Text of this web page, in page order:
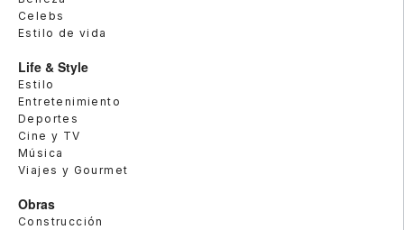
Celebs
Estilo de vida
Life & Style
Estilo
Entretenimiento
Deportes
Cine y TV
Música
Viajes y Gourmet
Obras
Construcción